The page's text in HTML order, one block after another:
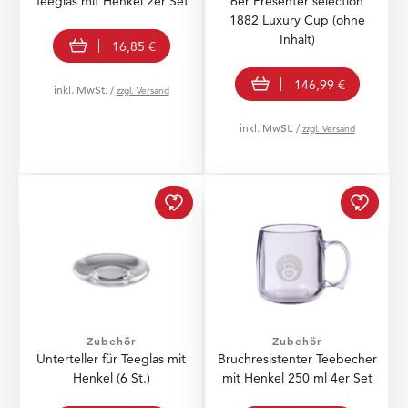
In den Warenkorb
16,85 €
inkl. MwSt. /zzgl. Versand
1882 Luxury Cup (ohne
Inhalt)
In den Warenkorb
146,99 €
inkl. MwSt. /zzgl. Versand
Unterteller für Teeglas
Zubehör
Unterteller für Teeglas mit
Henkel (6 St.)
Zubehör
Bruchresistenter Teebecher
mit Henkel 250 ml 4er Set